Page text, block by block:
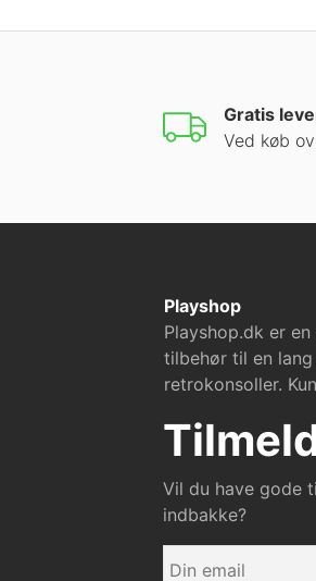
Gratis
Ved køb
Playshop
Playshop.dk er
tilbehør til en
retrokonsoller.
Vil du have gode
indbakke?